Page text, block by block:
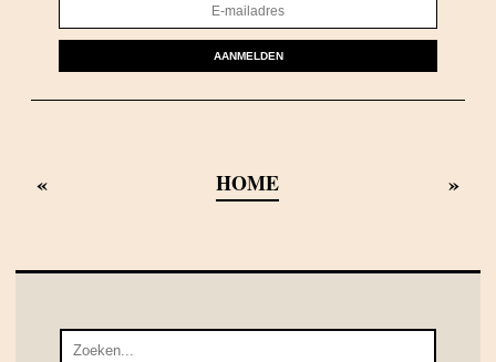
AANMELDEN
« HOME »